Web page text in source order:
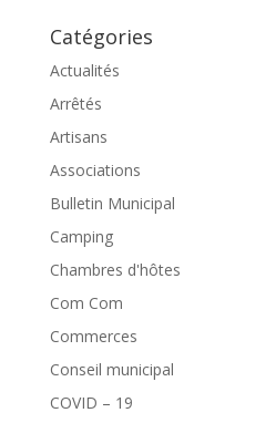
Catégories
Actualités
Arrêtés
Artisans
Associations
Bulletin Municipal
Camping
Chambres d'hôtes
Com Com
Commerces
Conseil municipal
COVID – 19